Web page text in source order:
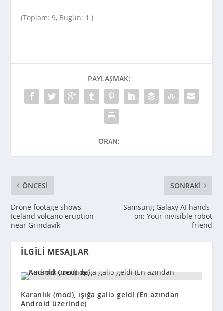
(Toplam: 9, Bugün: 1 )
PAYLAŞMAK:
ORAN:
ÖNCESI
Drone footage shows
Iceland volcano eruption
near Grindavík
SONRAKI
Samsung Galaxy AI hands-
on: Your invisible robot
friend
İLGILI MESAJLAR
Karanlık (mod), ışığa galip geldi (En azından
Android üzerinde)